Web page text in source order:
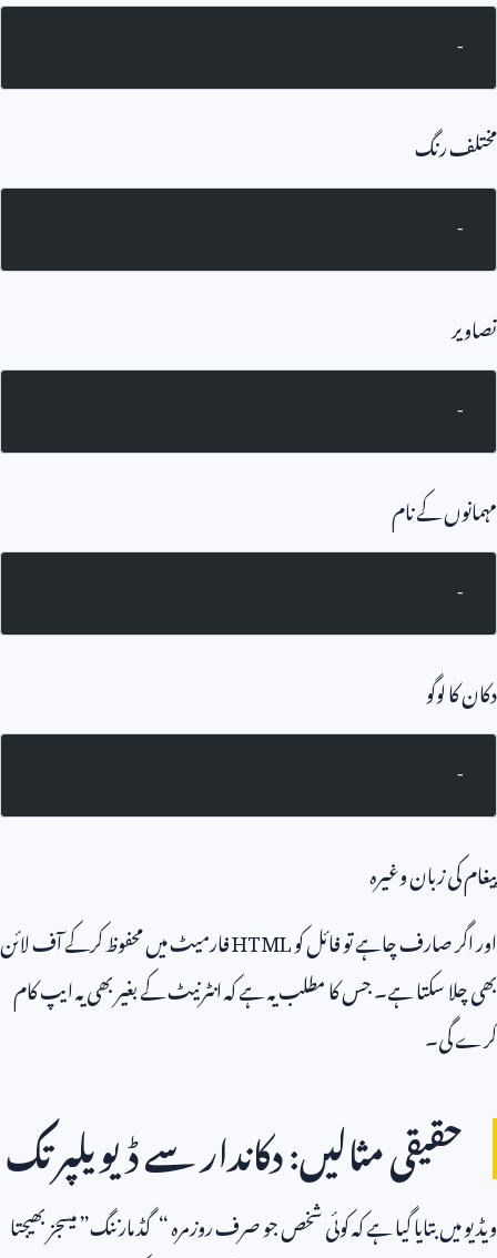
-
مختلف رنگ
-
تصاویر
-
مہمانوں کے نام
-
دکان کا لوگو
-
پیغام کی زبان وغیرہ
اور اگر صارف چاہے تو فائل کوHTMLفارمیٹ میں محفوظ کرکے آف لائن
بھی چلا سکتا ہے۔ جس کا مطلب یہ ہے کہ انٹرنیٹ کے بغیر بھی یہ ایپ کام
کرے گی۔
حقیقی مثالیں: دکاندار سے ڈیویلپر تک
ویڈیو میں بتایا گیا ہے کہ کوئی شخص جو صرف روزمرہ “گڈ مارننگ” میسجز بھیجتا